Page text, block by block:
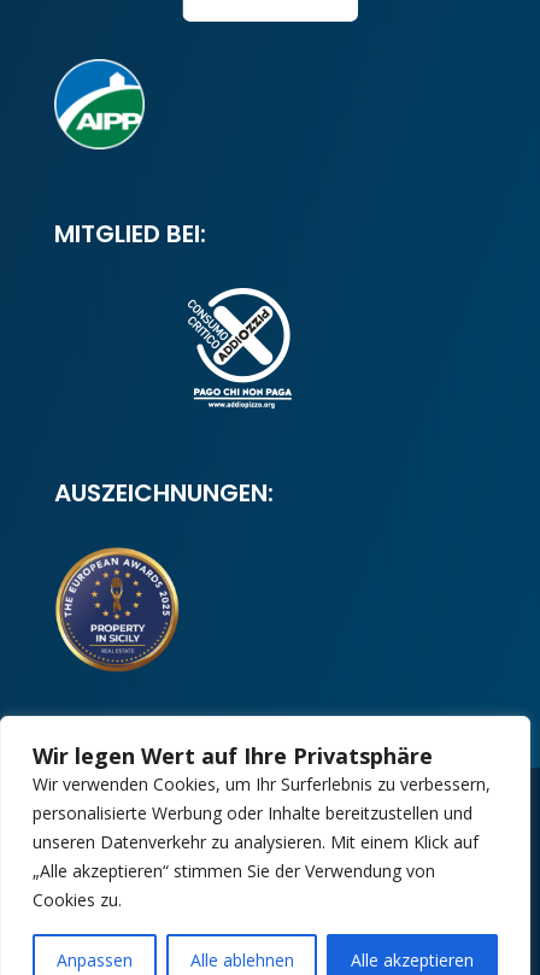
Wir legen Wert auf Ihre Privatsphäre
Wir verwenden Cookies, um Ihr Surferlebnis zu verbessern,
personalisierte Werbung oder Inhalte bereitzustellen und
unseren Datenverkehr zu analysieren. Mit einem Klick auf
„Alle akzeptieren“ stimmen Sie der Verwendung von
Cookies zu.
Anpassen Alle ablehnen Alle akzeptieren
MITGLIED BEI:
AUSZEICHNUNGEN:
Copyright 2025 | Property in Sicily S.R.L. –
International Real Estate Agency • P.IVA: IT –
06925560820 • REA: PA – 425350
Design by:Kappaelle Comunicazione